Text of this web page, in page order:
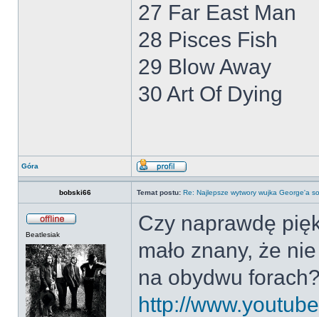
27 Far East Man
28 Pisces Fish
29 Blow Away
30 Art Of Dying
Góra
bobski66 Temat postu: Re: Najlepsze wytwory wujka George'a
Beatlesiak
Czy naprawdę
mało znany, że
na obydwu
http://